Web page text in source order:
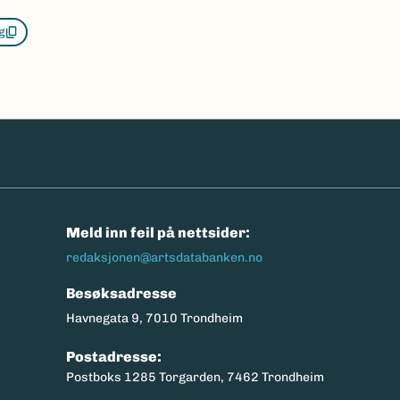
Meld inn feil på nettsider:
redaksjonen@artsdatabanken.no
Besøksadresse
Havnegata 9, 7010 Trondheim
Postadresse:
Postboks 1285 Torgarden, 7462 Trondheim